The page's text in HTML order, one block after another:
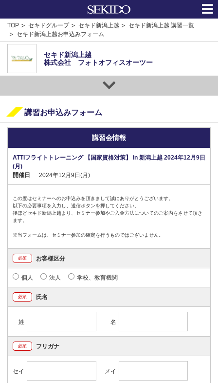
TOP セキドグループ セキド新潟上越
セキド新潟上越 講習一覧
セキド新潟上越お申込みフォーム
セキド新潟上越
株式会社 フォトオフィスオーツー
講習お申込みフォーム
講習会情報
ATTIフライトトレーニング 【国家資格対策】 in 新潟上越 2024年12月9日
(月)
開催日
2024年12月9日(月)
この度はセミナーへのお申込みを頂きまして誠にありがとうございます。
以下の必要事項を入力し、送信ボタンを押してください。
後ほどセキド新潟上越より、セミナー参加やご入金方法についてのご案内をさせて頂き
ます。
※当フォームは、セミナー参加の確定を行うものではございません。
必須 お客様区分
個人 法人 学校、教育機関
必須 氏名
姓 名
必須 フリガナ
セイ メイ